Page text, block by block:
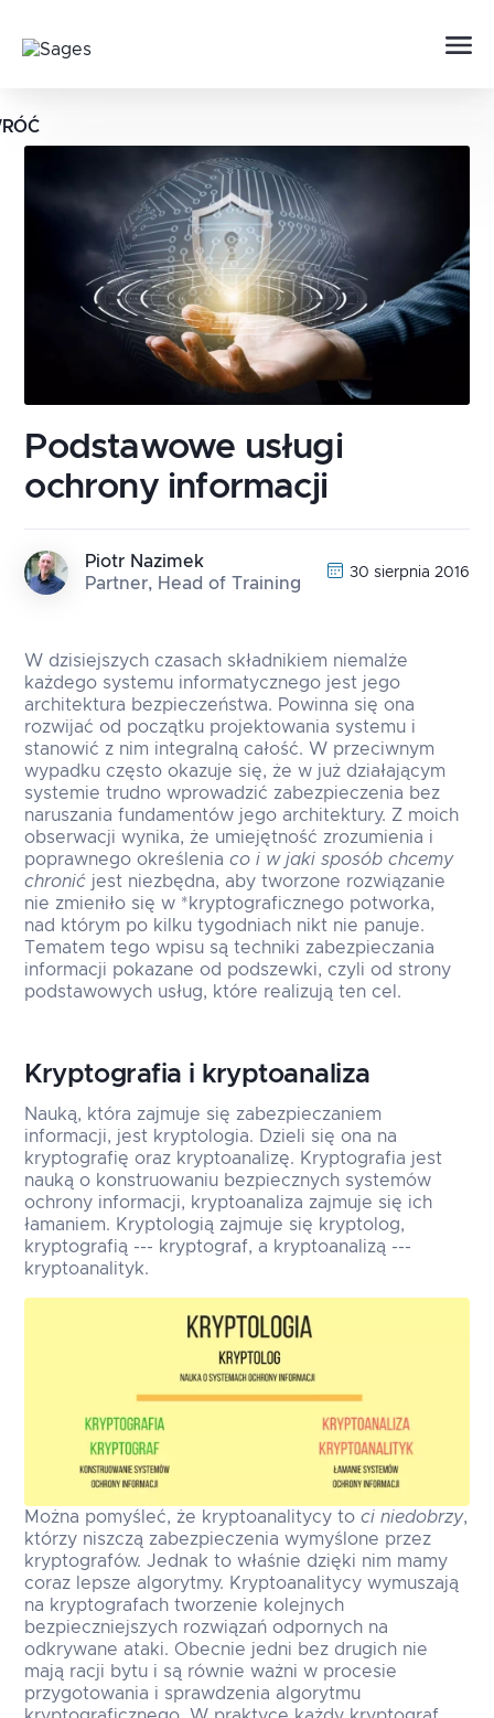
Podstawowe usługi
ochrony informacji
Piotr Nazimek
Partner, Head of Training
30 sierpnia 2016
W dzisiejszych czasach składnikiem niemalże
każdego systemu informatycznego jest jego
architektura bezpieczeństwa. Powinna się ona
rozwijać od początku projektowania systemu i
stanowić z nim integralną całość. W przeciwnym
wypadku często okazuje się, że w już działającym
systemie trudno wprowadzić zabezpieczenia bez
naruszania fundamentów jego architektury. Z moich
obserwacji wynika, że umiejętność zrozumienia i
poprawnego określeniaco i w jaki sposób chcemy
chronić jest niezbędna, aby tworzone rozwiązanie
nie zmieniło się w *kryptograficznego potworka,
nad którym po kilku tygodniach nikt nie panuje.
Tematem tego wpisu są techniki zabezpieczania
informacji pokazane od podszewki, czyli od strony
podstawowych usług, które realizują ten cel.
Kryptografia i kryptoanaliza
Nauką, która zajmuje się zabezpieczaniem
informacji, jest kryptologia. Dzieli się ona na
kryptografię oraz kryptoanalizę. Kryptografia jest
nauką o konstruowaniu bezpiecznych systemów
ochrony informacji, kryptoanaliza zajmuje się ich
łamaniem. Kryptologią zajmuje się kryptolog,
kryptografią --- kryptograf, a kryptoanalizą ---
kryptoanalityk.
Można pomyśleć, że kryptoanalitycy toci niedobrzy,
którzy niszczą zabezpieczenia wymyślone przez
kryptografów. Jednak to właśnie dzięki nim mamy
coraz lepsze algorytmy. Kryptoanalitycy wymuszają
na kryptografach tworzenie kolejnych
bezpieczniejszych rozwiązań odpornych na
odkrywane ataki. Obecnie jedni bez drugich nie
mają racji bytu i są równie ważni w procesie
przygotowania i sprawdzenia algorytmu